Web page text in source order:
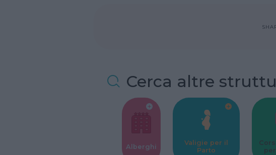
Cerca altre
Alberghi
Valigie per il
Parto